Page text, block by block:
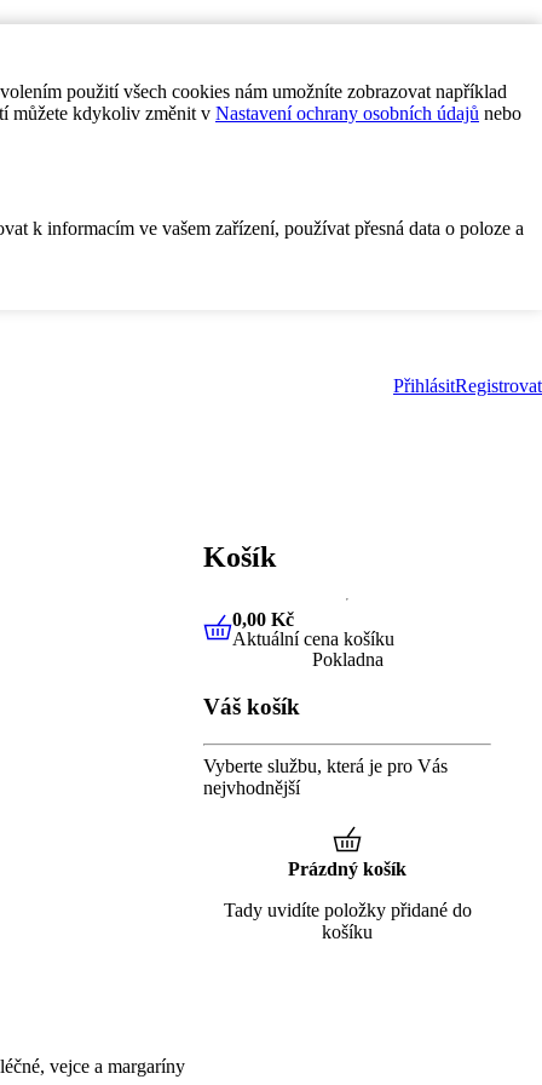
použití všech cookies nám umožníte zobrazovat například
můžete kdykoliv změnit v Nastavení ochrany osobních údajů nebo
k informacím ve vašem zařízení, používat přesná data o poloze a
PřihlásitRegistrovat
vejce a margaríny
Košík
0,00 KčAktuální cena košíku
0,00 Kč
Aktuální cena košíku
Pokladna
Váš košík
Vyberte službu, která je pro Vás
nejvhodnější
Prázdný košík
Tady uvidíte položky přidané do
košíku